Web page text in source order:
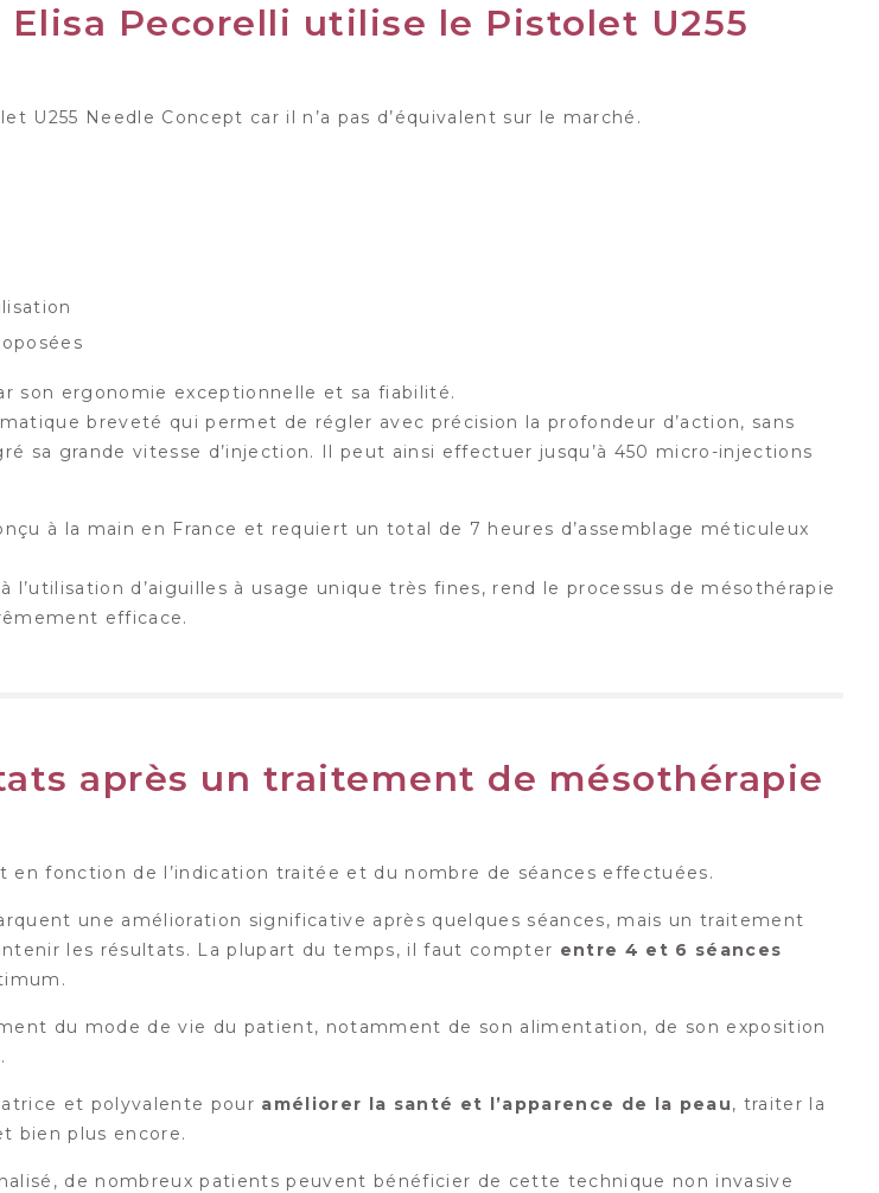
Pecorelli utilise le Pistolet U255
U255 Needle Concept car il n’a pas d’équivalent sur le marché.
son ergonomie exceptionnelle et sa fiabilité.
breveté qui permet de régler avec précision la profondeur d’action, sans
sa grande vitesse d’injection. Il peut ainsi effectuer jusqu’à 450 micro-injections
à la main en France et requiert un total de 7 heures d’assemblage méticuleux
d’aiguilles à usage unique très fines, rend le processus de mésothérapie
efficace.
après un traitement de mésothérapie
en fonction de l’indication traitée et du nombre de séances effectuées.
une amélioration significative après quelques séances, mais un traitement
les résultats. La plupart du temps, il faut compter entre 4 et 6 séances
du mode de vie du patient, notamment de son alimentation, de son exposition
et polyvalente pour améliorer la santé et l’apparence de la peau, traiter la
bien plus encore.
de nombreux patients peuvent bénéficier de cette technique non invasive